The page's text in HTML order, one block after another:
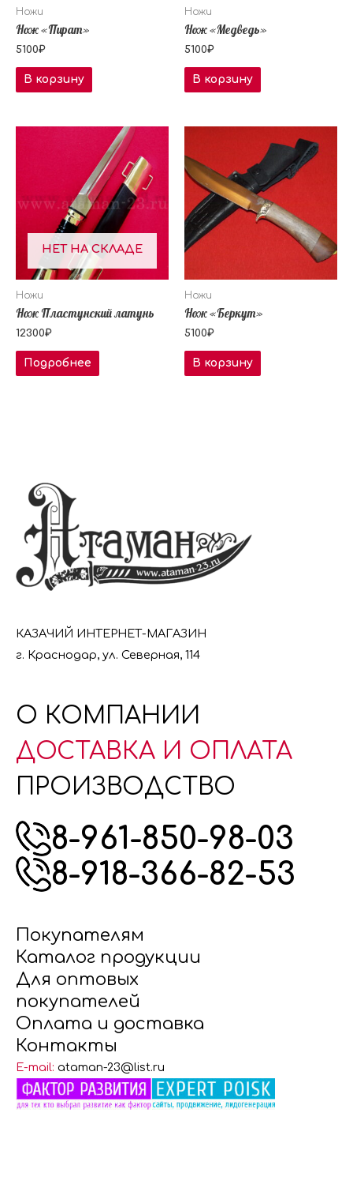
Ножи
Нож «Пират»
5100₽
В корзину
Ножи
Нож «Медведь»
5100₽
В корзину
НЕТ НА СКЛАДЕ
Ножи
Нож Пластунский латунь
12300₽
Подробнее
Ножи
Нож «Беркут»
5100₽
В корзину
КАЗАЧИЙ ИНТЕРНЕТ-МАГАЗИН
г. Краснодар, ул. Северная, 114
О КОМПАНИИ
ДОСТАВКА И ОПЛАТА
ПРОИЗВОДСТВО
8-961-850-98-03
8-918-366-82-53
Покупателям
Каталог продукции
Для оптовых
покупателей
Оплата и доставка
Контакты
E-mail: ataman-23@list.ru